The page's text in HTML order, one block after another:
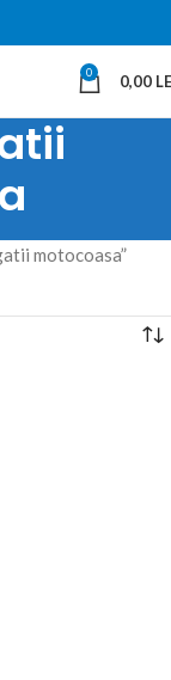
0 0,00
motocoasa”